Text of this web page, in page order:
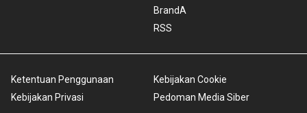
BrandA
RSS
Ketentuan Penggunaan
Kebijakan Privasi
Kebijakan Cookie
Pedoman Media Siber